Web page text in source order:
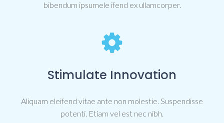
bibendum ipsumele ifend ex ullamcorper.
Stimulate Innovation
Aliquam eleifend vitae ante non molestie. Suspendisse
potenti. Etiam vel est nec nibh.